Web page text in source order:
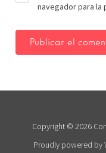
navegador para la
Copyright © 2026
Proudly powered by